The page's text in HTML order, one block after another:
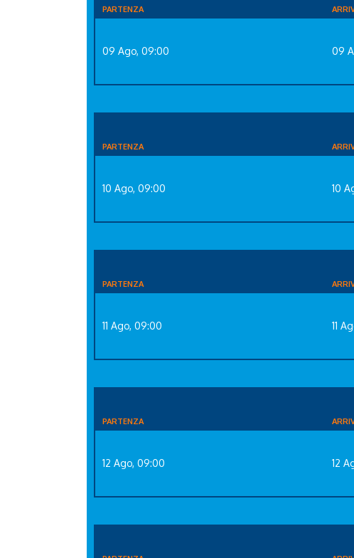
PARTENZA
09 Ago, 09:00 09
PARTENZA
10 Ago, 09:00 10
PARTENZA
11 Ago, 09:00 11
PARTENZA
12 Ago, 09:00 12